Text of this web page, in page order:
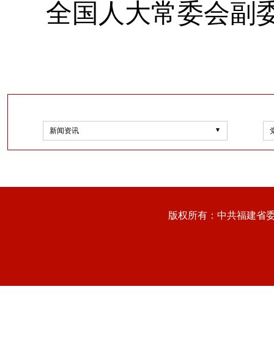
全国人大常委会副
新闻资讯
版权所有：中共福建省